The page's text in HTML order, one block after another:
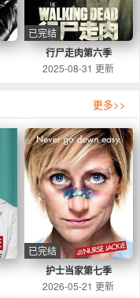
行尸走肉第六季
已完结
2025-08-31 更新
更多>>
护士当家第七季
已完结
2026-05-21 更新